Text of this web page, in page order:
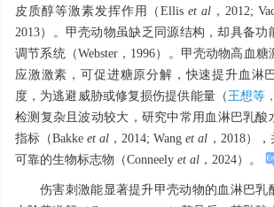
皮质醇等激素发挥作用（Elliset al ，2012;
2013）。甲壳动物虽缺乏同源结构，却具备功
调节系统（Webster，1996）。甲壳动物高血
应激激素，可促进糖原分解，快速提升血淋
度，为逃避威胁或修复损伤提供能量（王想等
检测复杂且波动较大，研究中常用血淋巴乳酸
指标（Bakkeet al ，2014; Wanget al ，2018）
可靠的生物标志物（Conneely et al ，2024）。
伤害刺激能显著提升甲壳动物的血淋巴乳